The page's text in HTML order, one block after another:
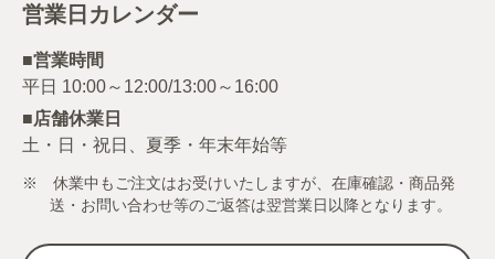
営業日カレンダー
■営業時間
■店舗休業日
土・日・祝日、夏季・年末年始等
※ 休業中もご注文はお受けいたしますが、在庫確認・商品発
送・お問い合わせ等のご返答は翌営業日以降となります。